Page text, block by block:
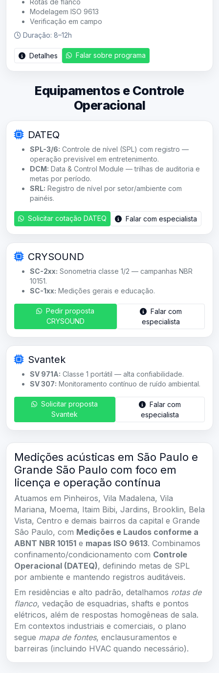
Rotas de flanco
Modelagem ISO 9613
Verificação em campo
Duração: 8–12h
Detalhes Falar sobre programa
Equipamentos e Controle
Operacional
DATEQ
SPL-3/6: Controle de nível (SPL) com registro —
operação previsível em entretenimento.
DCM: Data & Control Module — trilhas de auditoria e
metas por período.
SRL: Registro de nível por setor/ambiente com
painéis.
Solicitar cotação DATEQ Falar com especialista
CRYSOUND
SC-2xx: Sonometria classe 1/2 — campanhas NBR
10151.
SC-1xx: Medições gerais e educação.
Pedir proposta
CRYSOUND
Falar com
especialista
Svantek
SV 971A: Classe 1 portátil — alta confiabilidade.
SV 307: Monitoramento contínuo de ruído ambiental.
Solicitar proposta
Svantek
Falar com
especialista
Medições acústicas em São Paulo e
Grande São Paulo com foco em
licença e operação contínua
Atuamos em Pinheiros, Vila Madalena, Vila
Mariana, Moema, Itaim Bibi, Jardins, Brooklin, Bela
Vista, Centro e demais bairros da capital e Grande
São Paulo, com Medições e Laudos conforme a
ABNT NBR 10151 e mapas ISO 9613. Combinamos
confinamento/condicionamento com Controle
Operacional (DATEQ), definindo metas de SPL
por ambiente e mantendo registros auditáveis.
Em residências e alto padrão, detalhamos rotas de
flanco, vedação de esquadrias, shafts e pontos
elétricos, além de respostas homogêneas de sala.
Em contextos industriais e comerciais, o plano
segue mapa de fontes, enclausuramentos e
barreiras (incluindo HVAC quando necessário).